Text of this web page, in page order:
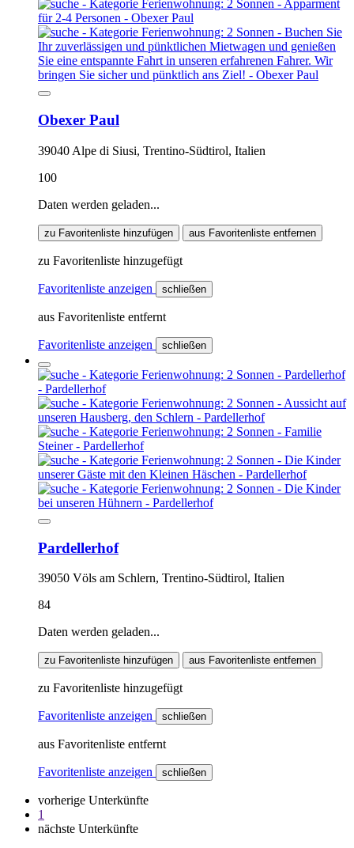
Obexer Paul
39040 Alpe di Siusi, Trentino-Südtirol, Italien
100
Daten werden geladen...
zu Favoritenliste hinzufügen aus Favoritenliste entfernen
zu Favoritenliste hinzugefügt
Favoritenliste anzeigen schließen
aus Favoritenliste entfernt
Favoritenliste anzeigen schließen
Pardellerhof
39050 Völs am Schlern, Trentino-Südtirol, Italien
84
Daten werden geladen...
zu Favoritenliste hinzufügen aus Favoritenliste entfernen
zu Favoritenliste hinzugefügt
Favoritenliste anzeigen schließen
aus Favoritenliste entfernt
Favoritenliste anzeigen schließen
vorherige Unterkünfte
1
nächste Unterkünfte